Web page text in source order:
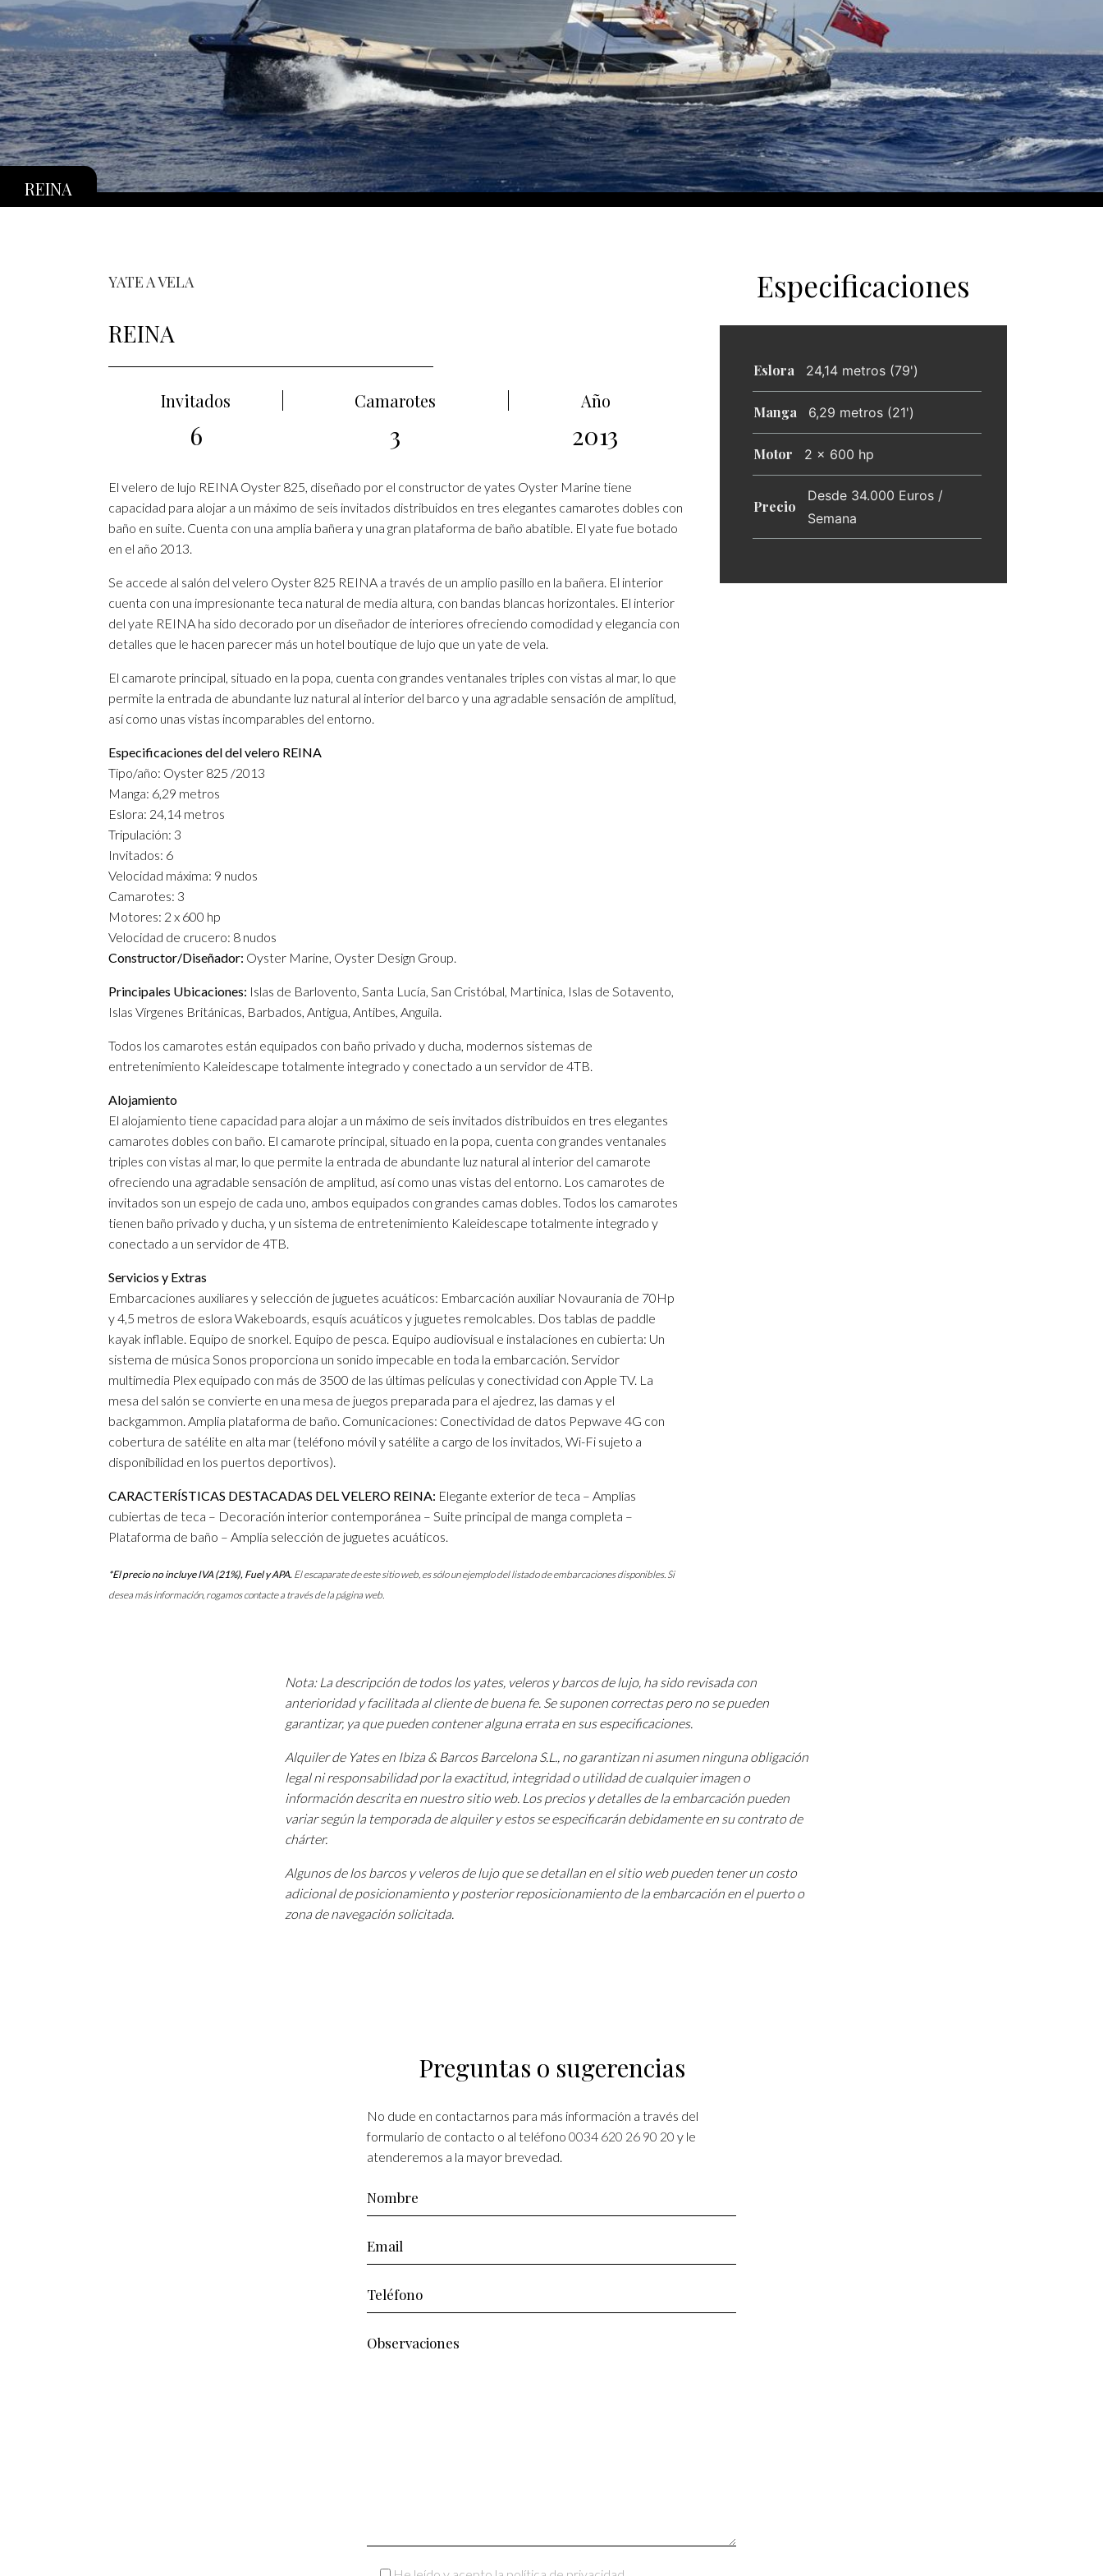
REINA
YATE A VELA
REINA
Invitados Camarotes Año
6 3 2013
El velero de lujo REINA Oyster 825, diseñado por el constructor de yates Oyster Marine tiene
capacidad para alojar a un máximo de seis invitados distribuidos en tres elegantes camarotes dobles con
baño en suite. Cuenta con una amplia bañera y una gran plataforma de baño abatible. El yate fue botado
en el año 2013.
Se accede al salón del velero Oyster 825 REINA a través de un amplio pasillo en la bañera. El interior
cuenta con una impresionante teca natural de media altura, con bandas blancas horizontales. El interior
del yate REINA ha sido decorado por un diseñador de interiores ofreciendo comodidad y elegancia con
detalles que le hacen parecer más un hotel boutique de lujo que un yate de vela.
El camarote principal, situado en la popa, cuenta con grandes ventanales triples con vistas al mar, lo que
permite la entrada de abundante luz natural al interior del barco y una agradable sensación de amplitud,
así como unas vistas incomparables del entorno.
Especificaciones del del velero REINA
Tipo/año: Oyster 825 /2013
Manga: 6,29 metros
Eslora: 24,14 metros
Tripulación: 3
Invitados: 6
Velocidad máxima: 9 nudos
Camarotes: 3
Motores: 2 x 600 hp
Velocidad de crucero: 8 nudos
Constructor/Diseñador: Oyster Marine, Oyster Design Group.
Principales Ubicaciones: Islas de Barlovento, Santa Lucía, San Cristóbal, Martinica, Islas de Sotavento,
Islas Vírgenes Británicas, Barbados, Antigua, Antibes, Anguila.
Todos los camarotes están equipados con baño privado y ducha, modernos sistemas de
entretenimiento Kaleidescape totalmente integrado y conectado a un servidor de 4TB.
Alojamiento
El alojamiento tiene capacidad para alojar a un máximo de seis invitados distribuidos en tres elegantes
camarotes dobles con baño. El camarote principal, situado en la popa, cuenta con grandes ventanales
triples con vistas al mar, lo que permite la entrada de abundante luz natural al interior del camarote
ofreciendo una agradable sensación de amplitud, así como unas vistas del entorno. Los camarotes de
invitados son un espejo de cada uno, ambos equipados con grandes camas dobles. Todos los camarotes
tienen baño privado y ducha, y un sistema de entretenimiento Kaleidescape totalmente integrado y
conectado a un servidor de 4TB.
Servicios y Extras
Embarcaciones auxiliares y selección de juguetes acuáticos: Embarcación auxiliar Novaurania de 70Hp
y 4,5 metros de eslora Wakeboards, esquís acuáticos y juguetes remolcables. Dos tablas de paddle
kayak inflable. Equipo de snorkel. Equipo de pesca. Equipo audiovisual e instalaciones en cubierta: Un
sistema de música Sonos proporciona un sonido impecable en toda la embarcación. Servidor
multimedia Plex equipado con más de 3500 de las últimas películas y conectividad con Apple TV. La
mesa del salón se convierte en una mesa de juegos preparada para el ajedrez, las damas y el
backgammon. Amplia plataforma de baño. Comunicaciones: Conectividad de datos Pepwave 4G con
cobertura de satélite en alta mar (teléfono móvil y satélite a cargo de los invitados, Wi-Fi sujeto a
disponibilidad en los puertos deportivos).
CARACTERÍSTICAS DESTACADAS DEL VELERO REINA: Elegante exterior de teca – Amplias
cubiertas de teca – Decoración interior contemporánea – Suite principal de manga completa –
Plataforma de baño – Amplia selección de juguetes acuáticos.
*El precio no incluye IVA (21%), Fuel y APA. El escaparate de este sitio web, es sólo un ejemplo del listado de embarcaciones disponibles. Si
desea más información, rogamos contacte a través de la página web.
Especificaciones
Eslora 24,14 metros (79')
Manga 6,29 metros (21')
Motor 2 x 600 hp
Precio
Desde 34.000 Euros /
Semana
Nota: La descripción de todos los yates, veleros y barcos de lujo, ha sido revisada con
anterioridad y facilitada al cliente de buena fe. Se suponen correctas pero no se pueden
garantizar, ya que pueden contener alguna errata en sus especificaciones.
Alquiler de Yates en Ibiza & Barcos Barcelona S.L., no garantizan ni asumen ninguna obligación
legal ni responsabilidad por la exactitud, integridad o utilidad de cualquier imagen o
información descrita en nuestro sitio web. Los precios y detalles de la embarcación pueden
variar según la temporada de alquiler y estos se especificarán debidamente en su contrato de
chárter.
Algunos de los barcos y veleros de lujo que se detallan en el sitio web pueden tener un costo
adicional de posicionamiento y posterior reposicionamiento de la embarcación en el puerto o
zona de navegación solicitada.
Preguntas o sugerencias
No dude en contactarnos para más información a través del
formulario de contacto o al teléfono 0034 620 26 90 20 y le
atenderemos a la mayor brevedad.